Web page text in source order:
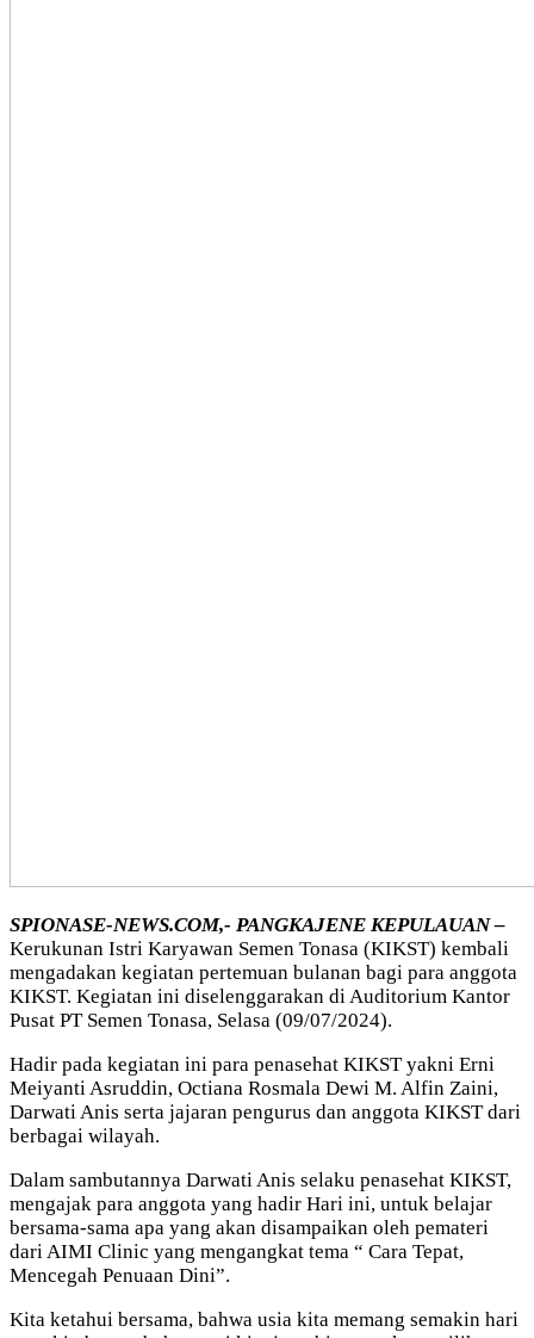
SPIONASE-NEWS.COM,- PANGKAJENE KEPULAUAN –
Kerukunan Istri Karyawan Semen Tonasa (KIKST) kembali
mengadakan kegiatan pertemuan bulanan bagi para anggota
KIKST. Kegiatan ini diselenggarakan di Auditorium Kantor
Pusat PT Semen Tonasa, Selasa (09/07/2024).
Hadir pada kegiatan ini para penasehat KIKST yakni Erni
Meiyanti Asruddin, Octiana Rosmala Dewi M. Alfin Zaini,
Darwati Anis serta jajaran pengurus dan anggota KIKST dari
berbagai wilayah.
Dalam sambutannya Darwati Anis selaku penasehat KIKST,
mengajak para anggota yang hadir Hari ini, untuk belajar
bersama-sama apa yang akan disampaikan oleh pemateri
dari AIMI Clinic yang mengangkat tema “ Cara Tepat,
Mencegah Penuaan Dini”.
Kita ketahui bersama, bahwa usia kita memang semakin hari